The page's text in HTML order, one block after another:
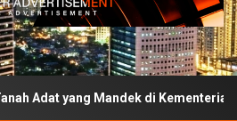
yang Mandek di Kementerian